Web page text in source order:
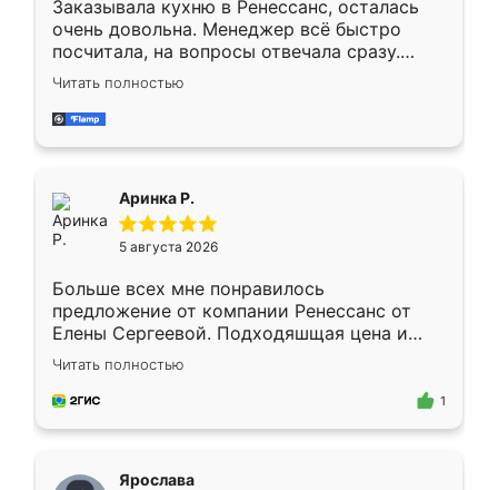
Заказывала кухню в Ренессанс, осталась
очень довольна. Менеджер всё быстро
посчитала, на вопросы отвечала сразу.
Замерщик приехал в субботу, подошёл к
делу со всей ответственностью. Собрали
за день, ребята работали аккуратно, даже
Читать полностью
Аринка Р.
5 августа 2026
Больше всех мне понравилось
предложение от компании Ренессанс от
Елены Сергеевой. Подходяшщая цена и
короткие сроки изготовления. Приехавший
для замера сотрудник Владислав
предложил по моему эскизу самый
Читать полностью
1
Ярослава